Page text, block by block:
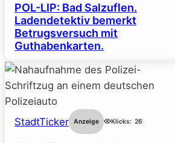
POL-LIP: Bad Salzuflen.
Ladendetektiv bemerkt
Betrugsversuch mit
Guthabenkarten.
StadtTicker Anzeige Klicks: 26